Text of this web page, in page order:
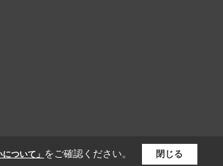
ついて」 をご確認ください。 閉じる